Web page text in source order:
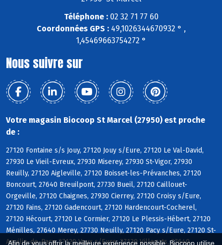
Afin de vous offrir la meilleure expérience possible, Biocoop utilise
Téléphone :02 32 71 77 60
Coordonnées GPS :49,1026344670932 ° ,
1,45469663754272 °
Nous suivre sur
Votre magasin Biocoop St Marcel (27950) est proche
de :
27120 Fontaine s/s Jouy, 27120 Jouy s/Eure, 27120 Le Val-David,
27930 Le Vieil-Evreux, 27930 Miserey, 27930 St-Vigor, 27930
Reuilly, 27120 Aigleville, 27120 Boisset-les-Prévanches, 27120
Boncourt, 27640 Breuilpont, 27730 Bueil, 27120 Caillouet-
Orgeville, 27120 Chaignes, 27930 Cierrey, 27120 Croisy s/Eure,
27120 Fains, 27120 Gadencourt, 27120 Hardencourt-Cocherel,
27120 Hécourt, 27120 Le Cormier, 27120 Le Plessis-Hébert, 27120
Ménilles, 27640 Merey, 27730 Neuilly, 27120 Pacy s/Eure, 27120 St-
Aquilin-de-Pacy, 27120 Vaux s/Eure, 27120 Villegats, 27640